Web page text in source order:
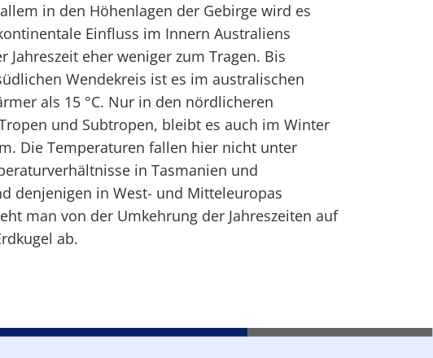
in den Höhenlagen der Gebirge wird es
Einfluss im Innern Australiens
Jahreszeit eher weniger zum Tragen. Bis
Wendekreis ist es im australischen
als 15 °C. Nur in den nördlicheren
und Subtropen, bleibt es auch im Winter
Die Temperaturen fallen hier nicht unter
in Tasmanien und
denjenigen in West- und Mitteleuropas
man von der Umkehrung der Jahreszeiten auf
ab.